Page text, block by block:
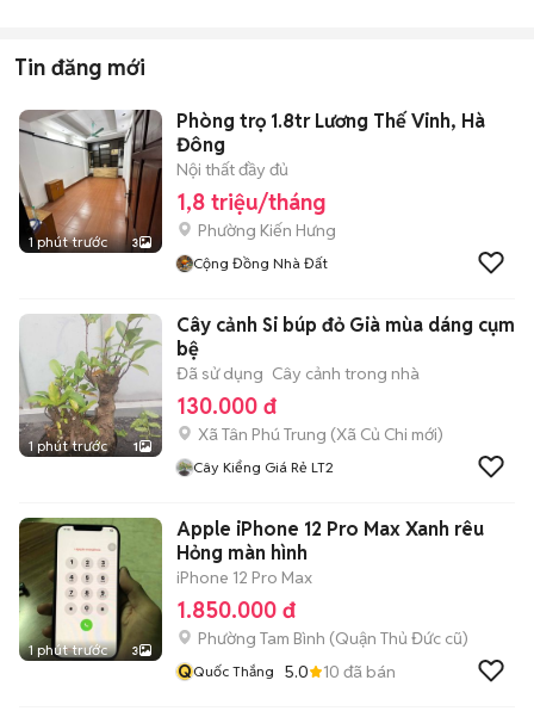
Tin đăng mới
1 phút trước 3
Phòng trọ 1.8tr Lương Thế Vinh, Hà
Đông
Nội thất đầy đủ
1,8 triệu/tháng
Phường Kiến Hưng
Cộng Đồng Nhà Đất
1 phút trước 1
Cây cảnh Si búp đỏ Già mùa dáng cụm
bệ
Đã sử dụng Cây cảnh trong nhà
130.000 đ
Xã Tân Phú Trung (Xã Củ Chi mới)
Cây Kiểng Giá Rẻ LT2
1 phút trước 3
Apple iPhone 12 Pro Max Xanh rêu
Hỏng màn hình
iPhone 12 Pro Max
1.850.000 đ
Phường Tam Bình (Quận Thủ Đức cũ)
QQuốc Thắng 5.0 10 đã bán